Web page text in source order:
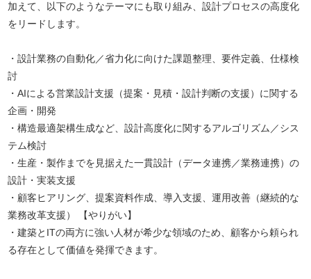
加えて、以下のようなテーマにも取り組み、設計プロセスの高度化
をリードします。
・設計業務の自動化／省力化に向けた課題整理、要件定義、仕様検
討
・AIによる営業設計支援（提案・見積・設計判断の支援）に関する
企画・開発
・構造最適架構生成など、設計高度化に関するアルゴリズム／シス
テム検討
・生産・製作までを見据えた一貫設計（データ連携／業務連携）の
設計・実装支援
・顧客ヒアリング、提案資料作成、導入支援、運用改善（継続的な
業務改革支援） 【やりがい】
・建築とITの両方に強い人材が希少な領域のため、顧客から頼られ
る存在として価値を発揮できます。